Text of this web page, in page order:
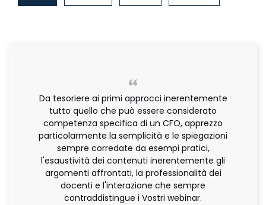
Da tesoriere ai primi approcci inerentemente
tutto quello che può essere considerato
competenza specifica di un CFO, apprezzo
particolarmente la semplicità e le spiegazioni
sempre corredate da esempi pratici,
l'esaustività dei contenuti inerentemente gli
argomenti affrontati, la professionalità dei
docenti e l'interazione che sempre
contraddistingue i Vostri webinar.